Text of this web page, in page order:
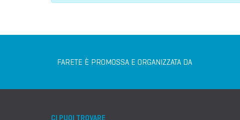
FARETE È PROMOSSA E ORGANIZZATA DA
CI PUOI TROVARE